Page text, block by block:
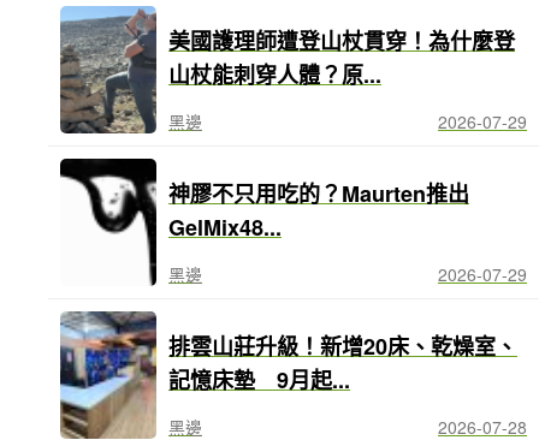
美國護理師遭登山杖貫穿！為什麼登
山杖能刺穿人體？原...
黑邊 2026-07-29
神膠不只用吃的？Maurten推出
GelMix48...
黑邊 2026-07-29
排雲山莊升級！新增20床、乾燥室、
記憶床墊 9月起...
黑邊 2026-07-28